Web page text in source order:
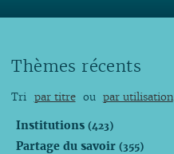
Thèmes récents
Tri par titre ou par utilisation
Institutions (423)
Partage du savoir (355)